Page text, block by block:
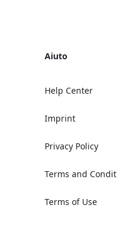
Aiuto
Help Center
Imprint
Privacy Policy
Terms and
Terms of Use